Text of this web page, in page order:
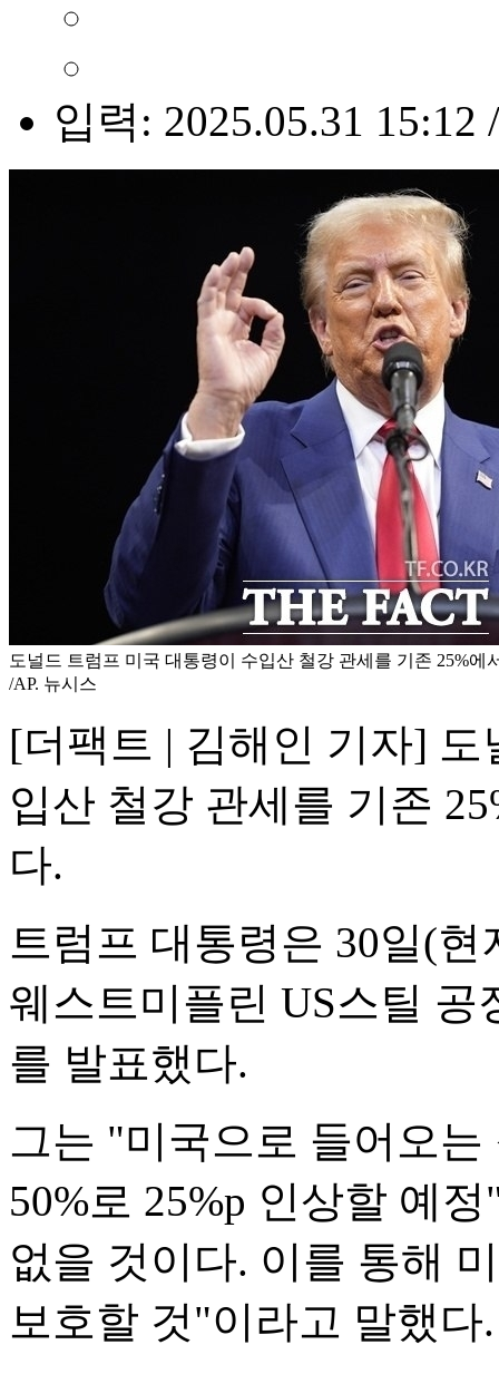
입력: 2025.05.31 15:12
도널드 트럼프 미국 대통령이 수입산 철강 관세를 기존 25%에
/AP. 뉴시스
[더팩트 | 김해인 기자]
입산 철강 관세를 기존
다.
트럼프 대통령은 30일(
웨스트미플린 US스틸
를 발표했다.
그는 "미국으로 들어오
50%로 25%p 인상할 예
없을 것이다. 이를 통해
보호할 것"이라고 말했다.